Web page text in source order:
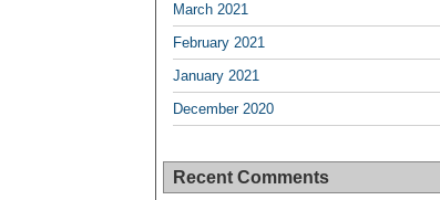
March 2021
February 2021
January 2021
December 2020
Recent Comments